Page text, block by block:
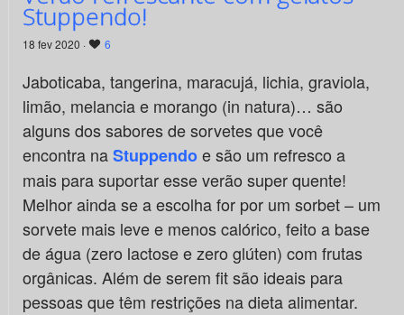
Stuppendo!
18 fev 2020 · 6
Jaboticaba, tangerina, maracujá, lichia, graviola,
limão, melancia e morango (in natura)… são
alguns dos sabores de sorvetes que você
encontra naStuppendoe são um refresco a
mais para suportar esse verão super quente!
Melhor ainda se a escolha for por um sorbet – um
sorvete mais leve e menos calórico, feito a base
de água (zero lactose e zero glúten) com frutas
orgânicas. Além de serem fit são ideais para
pessoas que têm restrições na dieta alimentar.